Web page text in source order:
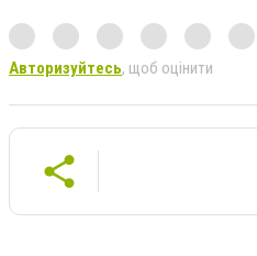
Авторизуйтесь, щоб оцінити